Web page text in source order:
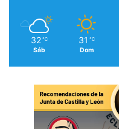
32 ℃
Sáb
31 ℃
Dom